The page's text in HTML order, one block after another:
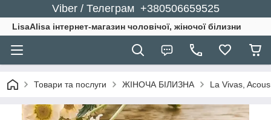
Viber / Телеграм +380506659525
LisaAlisa інтернет-магазин чоловічої, жіночої білизни
Товари та послуги ЖІНОЧА БІЛИЗНА La Vivas,